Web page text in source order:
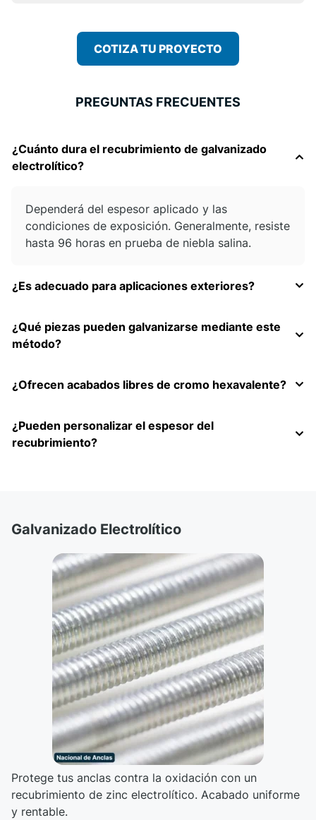
COTIZA TU PROYECTO
PREGUNTAS FRECUENTES
¿Cuánto dura el recubrimiento de galvanizado
electrolítico?
Dependerá del espesor aplicado y las
condiciones de exposición. Generalmente, resiste
hasta 96 horas en prueba de niebla salina.
¿Es adecuado para aplicaciones exteriores?
¿Qué piezas pueden galvanizarse mediante este
método?
¿Ofrecen acabados libres de cromo hexavalente?
¿Pueden personalizar el espesor del
recubrimiento?
Galvanizado Electrolítico
Protege tus anclas contra la oxidación con un
recubrimiento de zinc electrolítico. Acabado uniforme
y rentable.